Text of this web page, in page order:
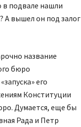
в подвале нашли
А вышел он под залог
название
бюро
его
Конституции
Думается, еще бы
Рада и Петр